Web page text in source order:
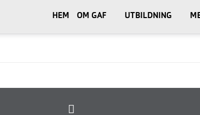
HEM OM GAF UTBILDNING